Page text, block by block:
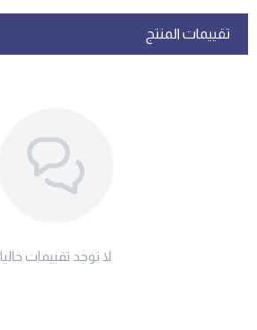
تقييمات المنتج
لا توجد تقييمات حاليا